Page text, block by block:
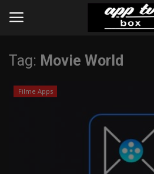
Вход Register
Tag: Movie World
Filme Apps